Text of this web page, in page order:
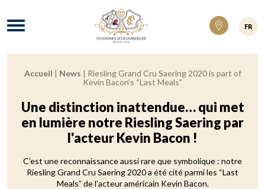
Domaines Schlumberger Vignerons 100%
Menu
FR
Breadcrumb:
Accueil | News | Riesling Grand Cru Saering 2020 is part of
Kevin Bacon’s “Last Meals”
Une distinction inattendue… qui met
en lumière notre Riesling Saering par
l'acteur Kevin Bacon !
C’est une reconnaissance aussi rare que symbolique : notre
Riesling Grand Cru Saering 2020 a été cité parmi les “Last
Meals” de l’acteur américain Kevin Bacon.